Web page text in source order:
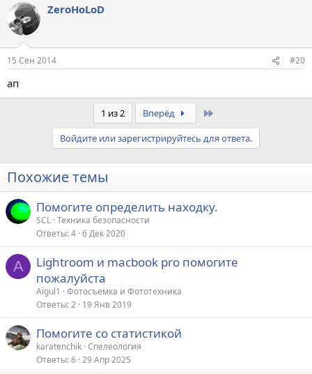
ZeroHoLoD
15 Сен 2014 #20
ап
1 из 2 Вперёд
Войдите или зарегистрируйтесь для ответа.
Похожие темы
Помогите определить находку.
SCL Техника безопасности
Ответы 4 6 Дек 2020
A
Lightroom и macbook pro помогите
пожалуйста
Aigul1
Фотосъемка и Фототехника
Ответы 2 19 Янв 2019
Помогите со статистикой
karatenchik Спелеология
Ответы 6 29 Апр 2025